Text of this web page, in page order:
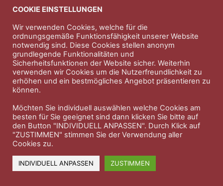
Professioneller Rundumschutz seit über 30 Jahren.
Impressum Nutzungsbedingungen
Datenschutzerklärung Therapeutenkatalog Über uns
COOKIE EINSTELLUNGEN
Wir verwenden Cookies, welche für die
ordnungsgemäße Funktionsfähigkeit unserer Website
notwendig sind. Diese Cookies stellen anonym
grundlegende Funktionalitäten und
Sicherheitsfunktionen der Website sicher. Weiterhin
verwenden wir Cookies um die Nutzerfreundlichkeit zu
erhöhen und ein bestmögliches Angebot präsentieren zu
können.
Möchten Sie individuell auswählen welche Cookies am
besten für Sie geeignet sind dann klicken Sie bitte auf
den Button "INDIVIDUELL ANPASSEN". Durch Klick auf
"ZUSTIMMEN" stimmen Sie der Verwendung aller
Cookies zu.
INDIVIDUELL ANPASSEN ZUSTIMMEN